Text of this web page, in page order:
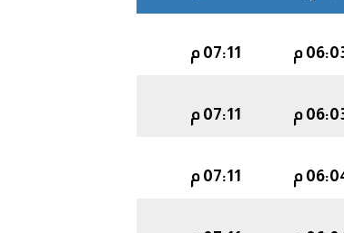
م 07:11 م
م 07:11 م
م 07:11 م